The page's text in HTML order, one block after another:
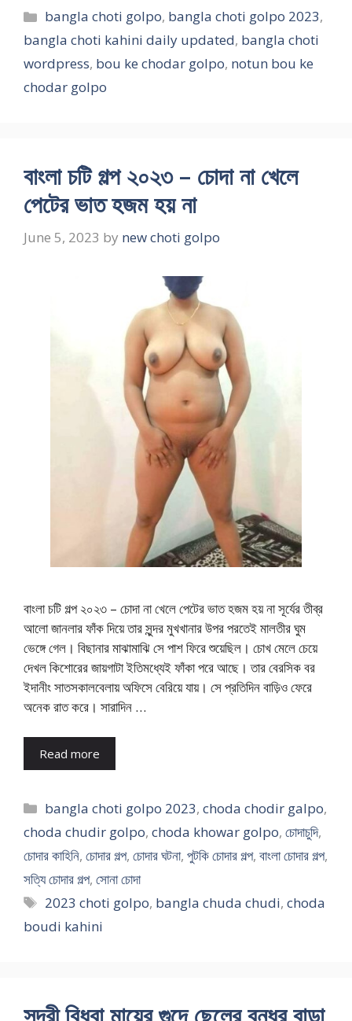
Categories
bangla choti golpo, bangla choti golpo 2023,
bangla choti kahini daily updated, bangla choti
wordpress, bou ke chodar golpo, notun bou ke
chodar golpo
বাংলা চটি গল্প ২০২৩ – চোদা না খেলে
পেটের ভাত হজম হয় না
June 5, 2023 by new choti golpo
বাংলা চটি গল্প ২০২৩ – চোদা না খেলে পেটের ভাত হজম হয় না সূর্যের তীব্র
আলো জানলার ফাঁক দিয়ে তার সুন্দর মুখখানার উপর পরতেই মালতীর ঘুম
ভেঙ্গে গেল। বিছানার মাঝামাঝি সে পাশ ফিরে শুয়েছিল। চোখ মেলে চেয়ে
দেখল কিশোরের জায়গাটা ইতিমধ্যেই ফাঁকা পরে আছে। তার বেরসিক বর
ইদানীং সাতসকালবেলায় অফিসে বেরিয়ে যায়। সে প্রতিদিন বাড়িও ফেরে
অনেক রাত করে। সারাদিন …
Read more
Categories
bangla choti golpo 2023,choda chodir galpo,
choda chudir golpo, choda khowar golpo, চোদাচুদি,
চোদার কাহিনি, চোদার গল্প, চোদার ঘটনা, পুটকি চোদার গল্প, বাংলা চোদার গল্প,
সত্যি চোদার গল্প, সোনা চোদা
Tags
2023 choti golpo, bangla chuda chudi,choda
boudi kahini